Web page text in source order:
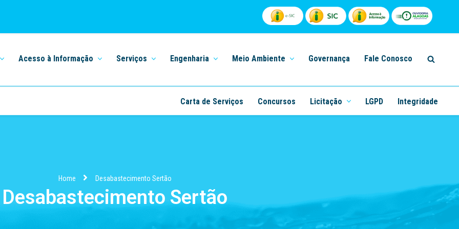
Acesso à Informação Serviços Engenharia Meio Ambiente Governança Fale Conosco
Carta de Serviços Concursos Licitação LGPD Integridade
Home Desabastecimento Sertão
Desabastecimento Sertão